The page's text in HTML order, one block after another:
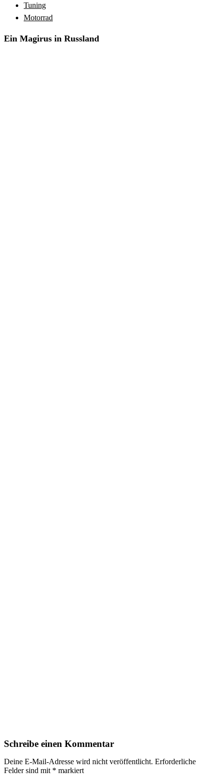
Tuning
Motorrad
Ein Magirus in Russland
Schreibe einen Kommentar
Deine E-Mail-Adresse wird nicht veröffentlicht. Erforderliche
Felder sind mit * markiert